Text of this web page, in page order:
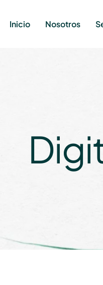
Inicio Nosotros